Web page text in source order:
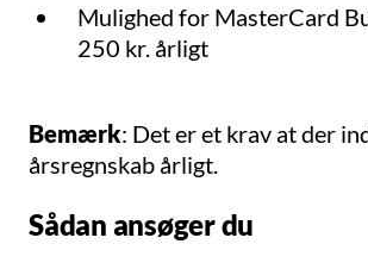
Mulighed for MasterCard
250 kr. årligt
Bemærk: Det er et krav at der
årsregnskab årligt.
Sådan ansøger du